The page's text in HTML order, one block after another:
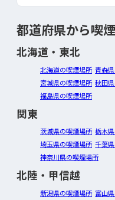
都道府県から喫
北海道・東北
北海道の喫煙場所 青森
宮城県の喫煙場所 秋田
福島県の喫煙場所
関東
茨城県の喫煙場所 栃木
埼玉県の喫煙場所 千葉
神奈川県の喫煙場所
北陸・甲信越
新潟県の喫煙場所 富山